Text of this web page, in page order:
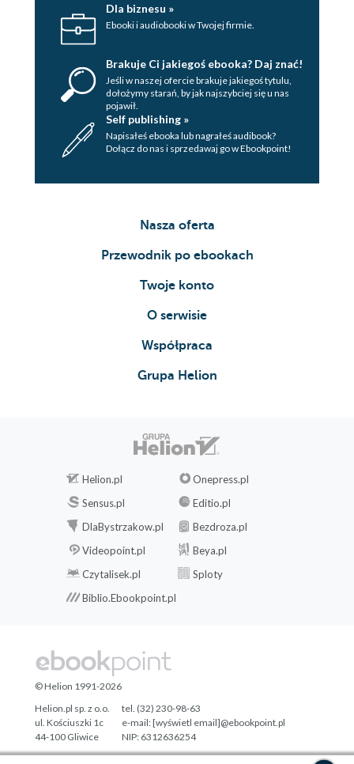
Dla biznesu »
Ebooki i audiobooki w Twojej firmie.
Brakuje Ci jakiegoś ebooka? Daj znać!
Jeśli w naszej ofercie brakuje jakiegoś tytulu,
dołożymy starań, by jak najszybciej się u nas
pojawił.
Self publishing »
Napisałeś ebooka lub nagrałeś audibook?
Dołącz do nas i sprzedawaj go w Ebookpoint!
Nasza oferta
Przewodnik po ebookach
Twoje konto
O serwisie
Współpraca
Grupa Helion
Helion.pl
Onepress.pl
Sensus.pl
Editio.pl
DlaBystrzakow.pl
Bezdroza.pl
Videopoint.pl
Beya.pl
Czytalisek.pl
Sploty
Biblio.Ebookpoint.pl
© Helion 1991-2026
Helion.pl sp. z o.o.
ul. Kościuszki 1c
44-100 Gliwice
tel. (32) 230-98-63
e-mail:[wyświetl email]@ebookpoint.pl
NIP: 6312636254
Regon: 241989027